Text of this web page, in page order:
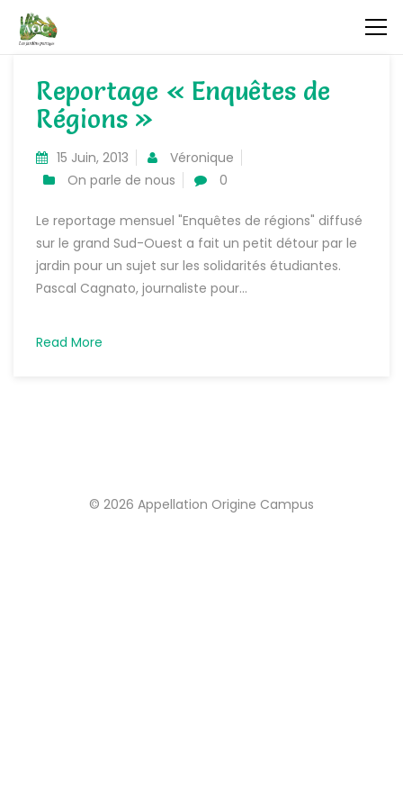
Reportage « Enquêtes de
Régions »
15 Juin, 2013
Véronique
On parle de nous
0
Le reportage mensuel "Enquêtes de régions" diffusé
sur le grand Sud-Ouest a fait un petit détour par le
jardin pour un sujet sur les solidarités étudiantes.
Pascal Cagnato, journaliste pour...
Read More
© 2026 Appellation Origine Campus